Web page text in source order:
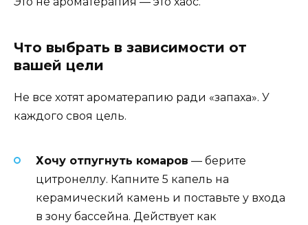
Что выбрать в зависимости от
вашей цели
Не все хотят ароматерапию ради «запаха». У
каждого своя цель.
Хочу отпугнуть комаров — берите
цитронеллу. Капните 5 капель на
керамический камень и поставьте у входа
в зону бассейна. Действует как